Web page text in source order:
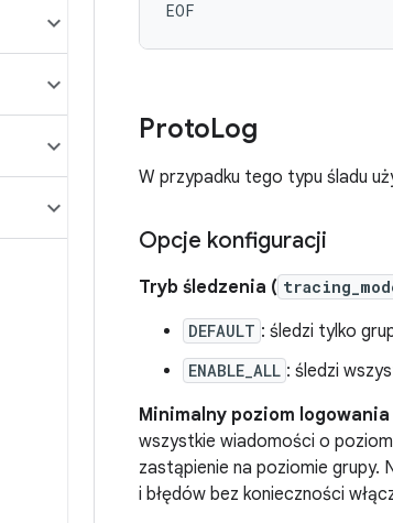
ProtoLog
W przypadku tego typu śladu
Opcje konfiguracji
Tryb śledzenia (
DEFAULT : śledzi tylko
ENABLE_ALL : śledzi
Minimalny poziom logowania
wszystkie wiadomości o
zastąpienie na poziomie grupy.
i błędów bez konieczności